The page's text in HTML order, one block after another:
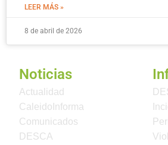
LEER MÁS »
8 de abril de 2026
Noticias
Actualidad
CaleidoInforma
Comunicados
DESCA